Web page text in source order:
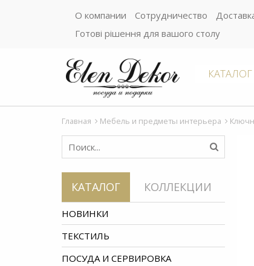
О компании Сотрудничество
Готові рішення для вашого столу
КАТАЛОГ
Главная Мебель и предметы интерьера
КАТАЛОГ КОЛЛЕКЦИИ
НОВИНКИ
ТЕКСТИЛЬ
ПОСУДА И СЕРВИРОВКА